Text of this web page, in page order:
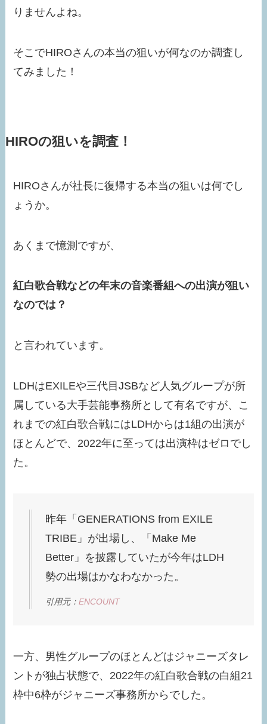
りませんよね。
そこでHIROさんの本当の狙いが何なのか調査し
てみました！
HIROの狙いを調査！
HIROさんが社長に復帰する本当の狙いは何でし
ょうか。
あくまで憶測ですが、
紅白歌合戦などの年末の音楽番組への出演が狙い
なのでは？
と言われています。
LDHはEXILEや三代目JSBなど人気グループが所
属している大手芸能事務所として有名ですが、こ
れまでの紅白歌合戦にはLDHからは1組の出演が
ほとんどで、2022年に至っては出演枠はゼロでし
た。
昨年「GENERATIONS from EXILE
TRIBE」が出場し、「Make Me
Better」を披露していたが今年はLDH
勢の出場はかなわなかった。
引用元：ENCOUNT
一方、男性グループのほとんどはジャニーズタレ
ントが独占状態で、2022年の紅白歌合戦の白組21
枠中6枠がジャニーズ事務所からでした。